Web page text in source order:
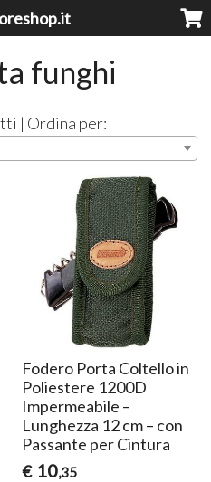
funghi
| Ordina per:
Fodero Porta Coltello in
Poliestere 1200D
Impermeabile –
Lunghezza 12 cm – con
Passante per Cintura
€ 10,35